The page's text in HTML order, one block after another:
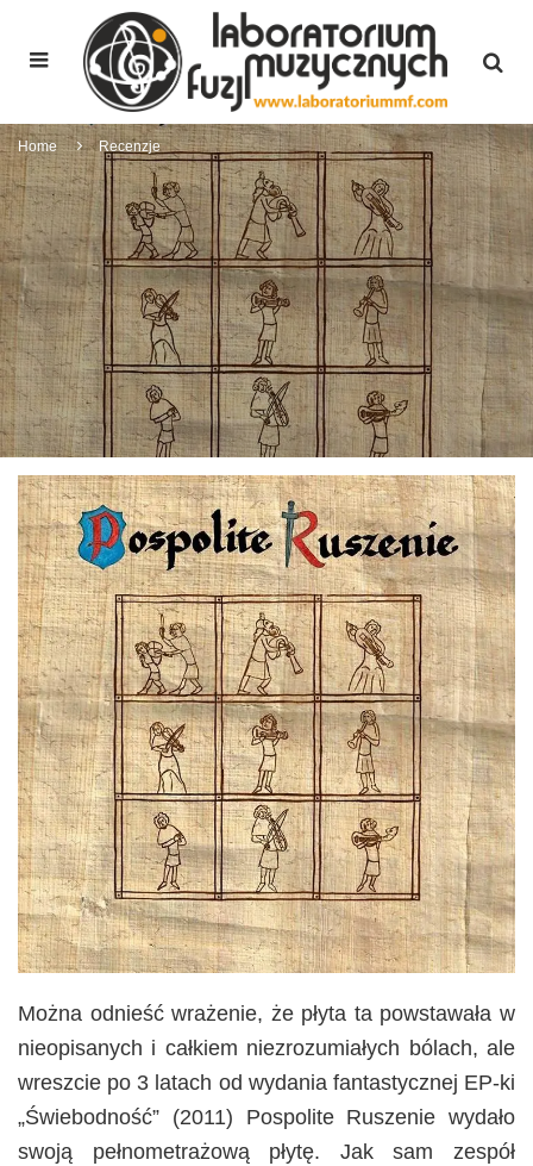
Home Recenzje
Można odnieść wrażenie, że płyta ta powstawała w
nieopisanych i całkiem niezrozumiałych bólach, ale
wreszcie po 3 latach od wydania fantastycznej EP-ki
„Świebodność” (2011) Pospolite Ruszenie wydało
swoją pełnometrażową płytę. Jak sam zespół